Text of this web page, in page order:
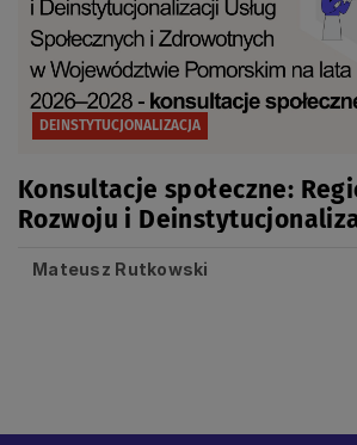
DEINSTYTUCJONALIZACJA
Konsultacje społeczne:
Rozwoju i
2028
Mateusz Rutkowski